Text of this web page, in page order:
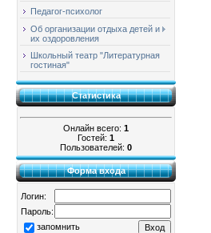
Педагог-психолог
Об организации отдыха детей и
их оздоровления
Школьный театр "Литературная
гостиная"
Статистика
Онлайн всего: 1
Гостей: 1
Пользователей: 0
Форма входа
Логин:
Пароль:
запомнить